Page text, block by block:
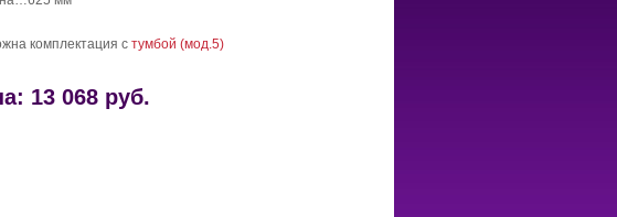
комплектация с тумбой (мод.5)
13 068 руб.